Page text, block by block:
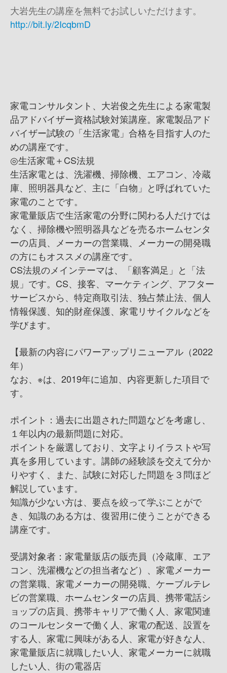
大岩先生の講座を無料でお試しいただけます。
http://bit.ly/2IcqbmD
家電コンサルタント、大岩俊之先生による家電製
品アドバイザー資格試験対策講座。家電製品アド
バイザー試験の「生活家電」合格を目指す人のた
めの講座です。
◎生活家電＋CS法規
生活家電とは、洗濯機、掃除機、エアコン、冷蔵
庫、照明器具など、主に「白物」と呼ばれていた
家電のことです。
家電量販店で生活家電の分野に関わる人だけでは
なく、掃除機や照明器具などを売るホームセンタ
ーの店員、メーカーの営業職、メーカーの開発職
の方にもオススメの講座です。
CS法規のメインテーマは、「顧客満足」と「法
規」です。CS、接客、マーケティング、アフター
サービスから、特定商取引法、独占禁止法、個人
情報保護、知的財産保護、家電リサイクルなどを
学びます。
【最新の内容にパワーアップリニューアル（2022
年）
なお、※は、2019年に追加、内容更新した項目で
す。
ポイント：過去に出題された問題などを考慮し、
１年以内の最新問題に対応。
ポイントを厳選しており、文字よりイラストや写
真を多用しています。講師の経験談を交えて分か
りやすく、また、試験に対応した問題を３問ほど
解説しています。
知識が少ない方は、要点を絞って学ぶことがで
き、知識のある方は、復習用に使うことができる
講座です。
受講対象者：家電量販店の販売員（冷蔵庫、エア
コン、洗濯機などの担当者など）、家電メーカー
の営業職、家電メーカーの開発職、ケーブルテレ
ビの営業職、ホームセンターの店員、携帯電話シ
ョップの店員、携帯キャリアで働く人、家電関連
のコールセンターで働く人、家電の配送、設置を
する人、家電に興味がある人、家電が好きな人、
家電量販店に就職したい人、家電メーカーに就職
したい人、街の電器店